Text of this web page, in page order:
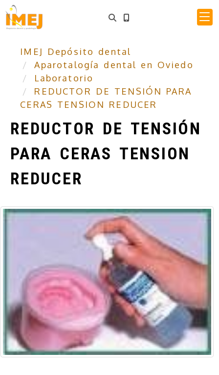
IMEJ Depósito dental
Aparotalogía dental en Oviedo
Laboratorio
REDUCTOR DE TENSIÓN PARA
CERAS TENSION REDUCER
REDUCTOR DE TENSIÓN
PARA CERAS TENSION
REDUCER